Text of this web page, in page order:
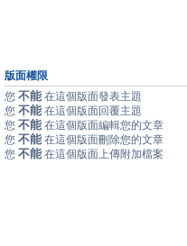
版面權限
您 不能 在這個版面發表主題
您 不能 在這個版面回覆主題
您 不能 在這個版面編輯您的文章
您 不能 在這個版面刪除您的文章
您 不能 在這個版面上傳附加檔案